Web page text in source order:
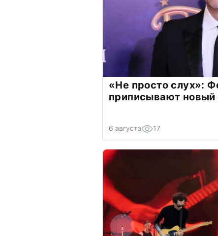
«Не просто слух»:
приписывают
6 августа 17